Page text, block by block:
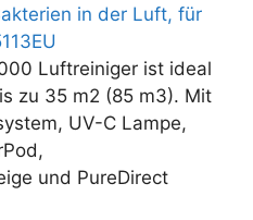
in der Luft, für
Luftreiniger ist ideal
zu 35 m2 (85 m3). Mit
UV-C Lampe,
und PureDirect